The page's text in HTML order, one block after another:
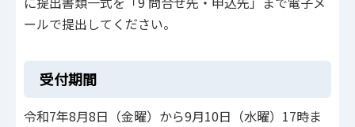
ールで提出してください。
受付期間
令和7年8月8日（金曜）から9月10日（水曜）17時ま